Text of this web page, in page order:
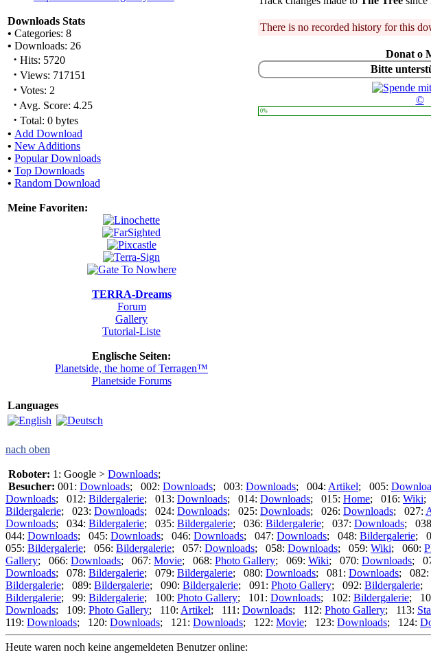
Downloads Stats
• Categories: 8
• Downloads: 26
· Hits: 5720
· Views: 717151
· Votes: 2
· Avg. Score: 4.25
· Total: 0 bytes
• Add Download
• New Additions
• Popular Downloads
• Top Downloads
• Random Download
Meine Favoriten:
TERRA-Dreams
Forum
Gallery
Tutorial-Liste
Englische Seiten:
Planetside, the home of Terragen™
Planetside Forums
Languages
There is no recorded history for this
Donat o
Bitte
©
0%
nach oben
Roboter: 1: Google > Downloads;
Besucher: 001: Downloads; 002: Downloads; 003: Downloads; 004: Artikel; 005:
Downloads; 012: Bildergalerie; 013: Downloads; 014: Downloads; 015: Home; 016: Wiki;
Bildergalerie; 023: Downloads; 024: Downloads; 025: Downloads; 026: Downloads; 027:
Downloads; 034: Bildergalerie; 035: Bildergalerie; 036: Bildergalerie; 037: Downloads;
044: Downloads; 045: Downloads; 046: Downloads; 047: Downloads; 048: Bildergalerie;
055: Bildergalerie; 056: Bildergalerie; 057: Downloads; 058: Downloads; 059: Wiki; 060:
Gallery; 066: Downloads; 067: Movie; 068: Photo Gallery; 069: Wiki; 070: Downloads;
Downloads; 078: Bildergalerie; 079: Bildergalerie; 080: Downloads; 081: Downloads; 082:
Bildergalerie; 089: Bildergalerie; 090: Bildergalerie; 091: Photo Gallery; 092: Bildergalerie;
Bildergalerie; 99: Bildergalerie; 100: Photo Gallery; 101: Downloads; 102: Bildergalerie;
Downloads; 109: Photo Gallery; 110: Artikel; 111: Downloads; 112: Photo Gallery; 113:
119: Downloads; 120: Downloads; 121: Downloads; 122: Movie; 123: Downloads; 124:
Heute waren noch keine angemeldeten Benutzer online: